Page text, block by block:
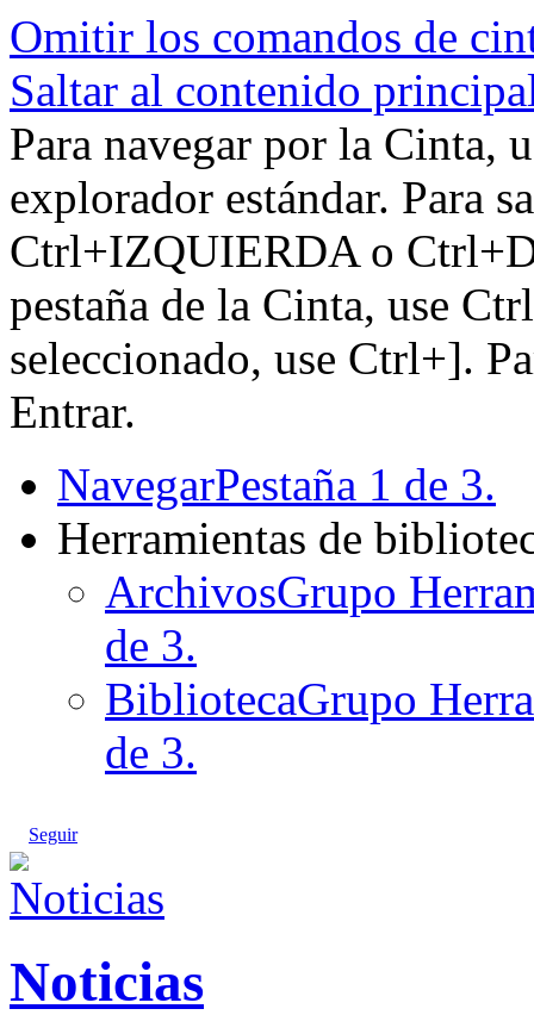
Omitir los comandos de
Saltar al contenido
Para navegar por la Cinta,
explorador estándar. Para
Ctrl+IZQUIERDA o
pestaña de la Cinta, use
seleccionado, use Ctrl+].
Entrar.
NavegarPestaña 1 de 3.
Herramientas de
ArchivosGrupo
de 3.
BibliotecaGrupo
de 3.
Seguir
Noticias